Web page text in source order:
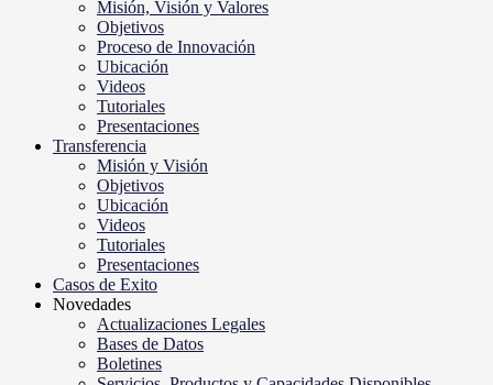
Misión, Visión y Valores
Objetivos
Proceso de Innovación
Ubicación
Videos
Tutoriales
Presentaciones
Transferencia
Misión y Visión
Objetivos
Ubicación
Videos
Tutoriales
Presentaciones
Casos de Exito
Novedades
Actualizaciones Legales
Bases de Datos
Boletines